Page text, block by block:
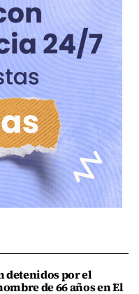
detenidos por el
de 66 años en El